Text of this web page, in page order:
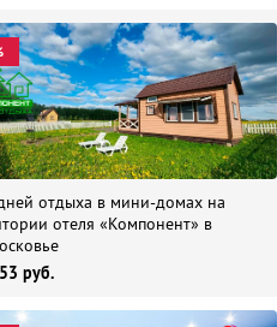
отдыха в мини-домах на
отеля «Компонент» в
руб.